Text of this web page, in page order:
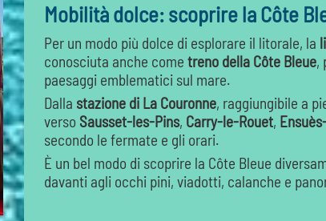
Mobilità dolce: scoprire la Côte
Per un modo più dolce di esplorare il litorale, la
conosciuta anche cometreno della Côte Bleue,
paesaggi emblematici sul mare.
Dalla stazione di La Couronne, raggiungibile a
verso Sausset-les-Pins, Carry-le-Rouet,
secondo le fermate e gli orari.
È un bel modo di scoprire la Côte Bleue
davanti agli occhi pini, viadotti, calanche e